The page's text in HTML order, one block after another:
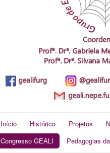
Início Histórico Projetos
Congresso GEALI
Pedagogias